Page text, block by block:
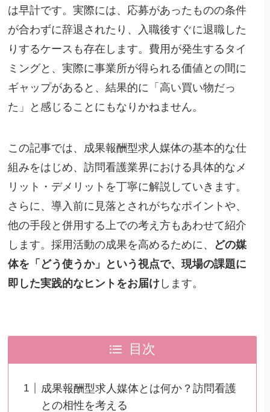
は早計です。実際には、応募があったものの条件
が合わずに辞退されたり、入職後すぐに退職した
りするケースも存在します。費用が発生するタイ
ミングと、実際に事業所が得られる価値との間に
ギャップがあると、結果的に「高い買い物だっ
た」と感じることにもなりかねません。
この記事では、成果報酬型求人媒体の基本的な仕
組みをはじめ、訪問看護業界における具体的なメ
リット・デメリットを丁寧に解説していきます。
さらに、導入前に見落とされがちなポイントや、
他の手段と併用する上での考え方もあわせて紹介
します。採用活動の成果を高めるために、
どの媒
体を「どう使うか」という視点で、現場の課題に
即した実践的なヒントをお届け します。
目次
成果報酬型求人媒体とは何か？訪問看護
との相性を考える